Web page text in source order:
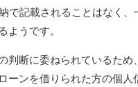
で記載されることはなく
ようです。
判断に委ねられているた
ーンを借りられた方の個人